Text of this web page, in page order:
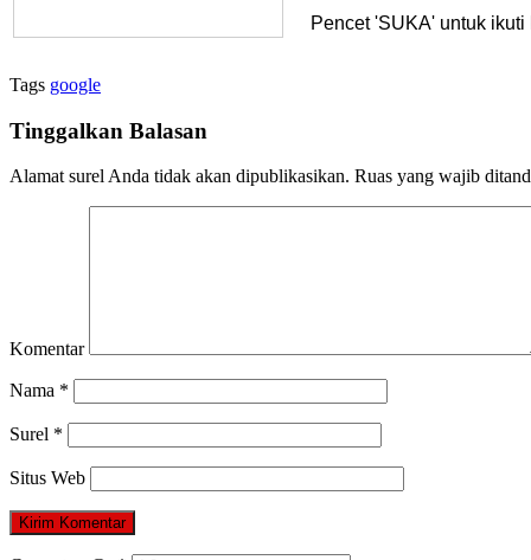
Pencet 'SUKA' untuk
Tags google
Tinggalkan Balasan
Alamat surel Anda tidak akan dipublikasikan. Ruas yang wajib
Komentar
Nama *
Surel *
Situs Web